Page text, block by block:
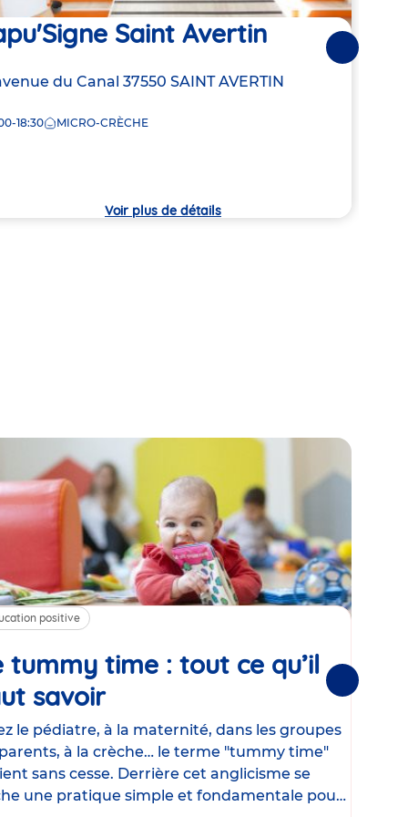
Saint Avertin
du Canal 37550 SAINT AVERTIN
18:30 MICRO-CRÈCHE
Voir plus de détails
Suivantes
positive
tummy time : tout ce qu’il
savoirArticle
le pédiatre, à la maternité, dans les groupes
à la crèche… le terme "tummy time"
sans cesse. Derrière cet anglicisme se
une pratique simple et fondamentale pour
Suivantes